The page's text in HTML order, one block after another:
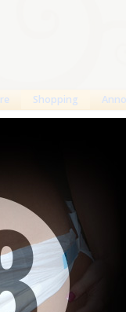
Shopping
Depend,
les